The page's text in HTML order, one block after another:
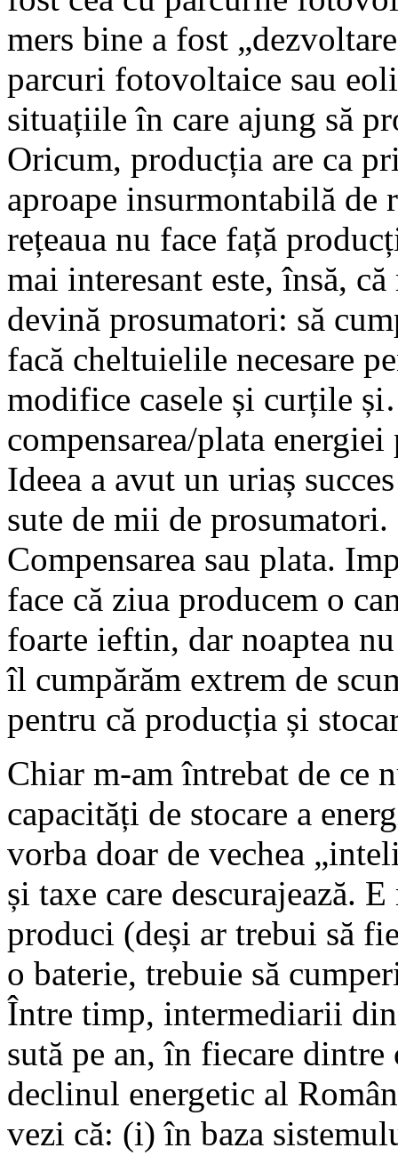
mers bine a fost
parcuri fotovoltaice sau
situațiile în care ajung să
Oricum, producția are ca
aproape insurmontabilă de
rețeaua nu face față
mai interesant este, însă,
devină prosumatori: să
facă cheltuielile necesare
modifice casele și curțile
compensarea/plata
Ideea a avut un uriaș
sute de mii de
Compensarea sau plata.
face că ziua producem o
foarte ieftin, dar noaptea
îl cumpărăm extrem de
pentru că producția și
Chiar m-am întrebat de ce
capacități de stocare a
vorba doar de vechea
și taxe care descurajează.
produci (deși ar trebui să
o baterie, trebuie să
Între timp, intermediarii
sută pe an, în fiecare dintre
declinul energetic al
vezi că: (i) în baza